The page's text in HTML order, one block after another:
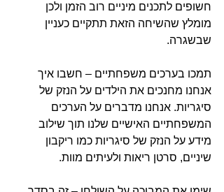
חשופים לתכנים מיניים רוב הזמן ולכן
מומלץ שהשיחה הזאת תתקיים כעניין
שבשגרה.
תמכו בערכים משפחתיים – חשבו איך
אנחנו מחנכים את הילדים על הנזק של
סיגריות. אנחנו מדברים על הערכים
המשפחתיים האישיים שלנו תוך שילוב
מידע על הנזק של סיגריות כמו ריקבון
שיניים, סרטן ריאות ולעיתים מוות.